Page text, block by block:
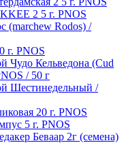
2 5 г. PNOS
(marchew Rodos) /
г. PNOS
Чудо Кельведона (Cud
/ 50 г
Шестинедельный /
20 г. PNOS
5 г. PNOS
Беваар 2г (семена)